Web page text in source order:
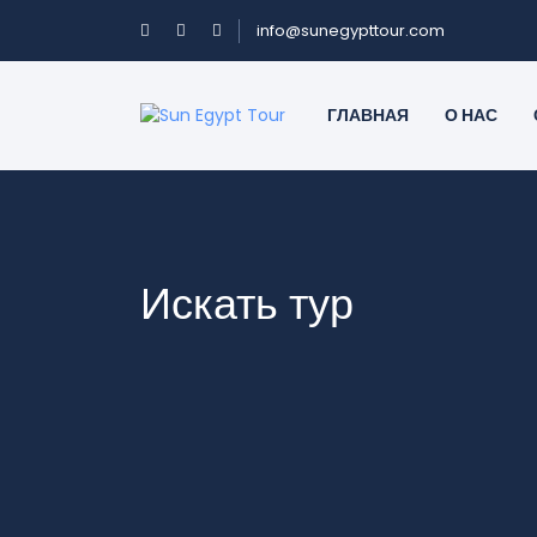
info@sunegypttour.com
ГЛАВНАЯ О НАС
Искать тур